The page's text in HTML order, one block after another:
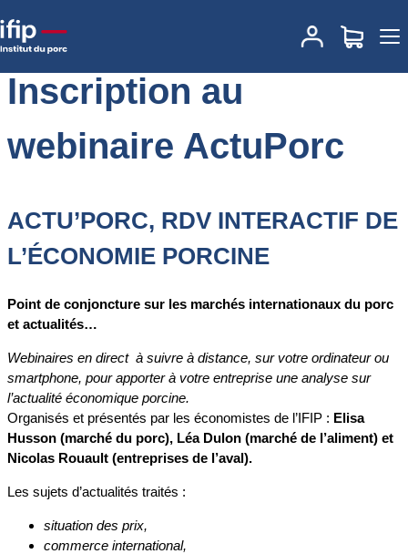
Accueil
Inscription au
webinaire ActuPorc
ACTU’PORC, RDV INTERACTIF DE
L’ÉCONOMIE PORCINE
Point de conjoncture sur les marchés internationaux du porc
et actualités…
Webinaires en direct à suivre à distance, sur votre ordinateur ou
smartphone, pour apporter à votre entreprise une analyse sur
l’actualité économique porcine.
Organisés et présentés par les économistes de l’IFIP : Elisa
Husson (marché du porc), Léa Dulon (marché de l’aliment) et
Nicolas Rouault (entreprises de l’aval).
Les sujets d’actualités traités :
situation des prix,
commerce international,